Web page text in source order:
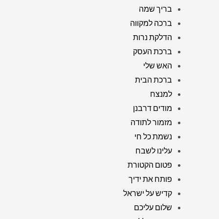
בריך שמה
ברכה למקווה
הדלקת נרות
ברכת העסק
האש שלי
ברכת הבית
למנצח
מודים דרבנן
מזמור לתודה
נשמת כל חי
עלינו לשבח
פטום הקטורת
פותח את ידיך
קדיש על ישראל
שלום עליכם